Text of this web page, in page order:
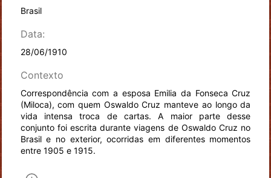
Brasil
Data:
28/06/1910
Contexto
Correspondência com a esposa Emilia da Fonseca Cruz
(Miloca), com quem Oswaldo Cruz manteve ao longo da
vida intensa troca de cartas. A maior parte desse
conjunto foi escrita durante viagens de Oswaldo Cruz no
Brasil e no exterior, ocorridas em diferentes momentos
entre 1905 e 1915.